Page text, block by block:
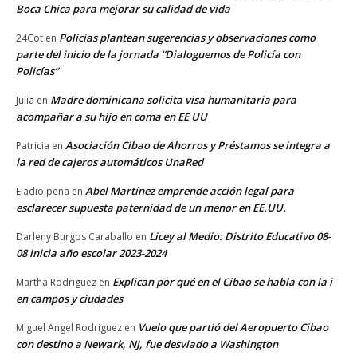
Boca Chica para mejorar su calidad de vida
24Cot en Policías plantean sugerencias y observaciones como
parte del inicio de la jornada “Dialoguemos de Policía con
Policías”
Julia en Madre dominicana solicita visa humanitaria para
acompañar a su hijo en coma en EE UU
Patricia en Asociación Cibao de Ahorros y Préstamos se integra a
la red de cajeros automáticos UnaRed
Eladio peña en Abel Martínez emprende acción legal para
esclarecer supuesta paternidad de un menor en EE.UU.
Darleny Burgos Caraballo en Licey al Medio: Distrito Educativo 08-
08 inicia año escolar 2023-2024
Martha Rodriguez en Explican por qué en el Cibao se habla con la i
en campos y ciudades
Miguel Angel Rodriguez en Vuelo que partió del Aeropuerto Cibao
con destino a Newark, NJ, fue desviado a Washington